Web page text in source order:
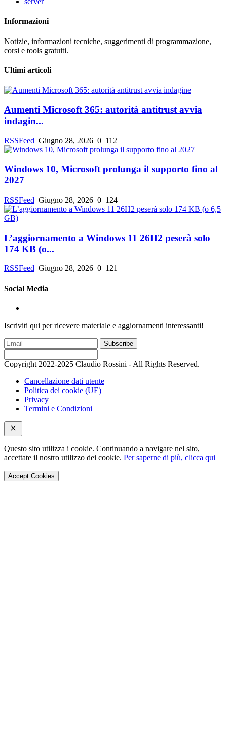
Informazioni
Notizie, informazioni tecniche, suggerimenti di programmazione,
corsi e tools gratuiti.
Ultimi articoli
Aumenti Microsoft 365: autorità antitrust avvia
indagin...
RSSFeed Giugno 28, 2026 0 112
Windows 10, Microsoft prolunga il supporto fino al
2027
RSSFeed Giugno 28, 2026 0 124
L’aggiornamento a Windows 11 26H2 peserà solo
174 KB (o...
RSSFeed Giugno 28, 2026 0 121
Social Media
Iscriviti qui per ricevere materiale e aggiornamenti interessanti!
Subscribe
Copyright 2022-2025 Claudio Rossini - All Rights Reserved.
Cancellazione dati utente
Politica dei cookie (UE)
Privacy
Termini e Condizioni
Questo sito utilizza i cookie. Continuando a navigare nel sito,
accettate il nostro utilizzo dei cookie. Per saperne di più, clicca qui
Accept Cookies